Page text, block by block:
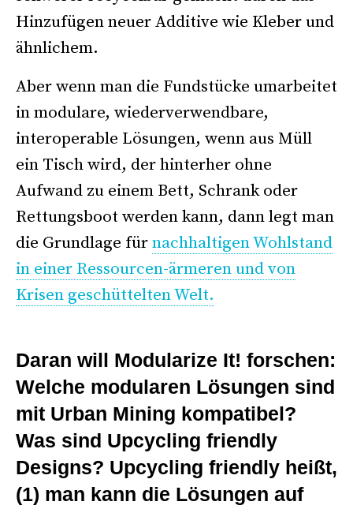
Hinzufügen neuer Additive wie Kleber und
ähnlichem.
Aber wenn man die Fundstücke umarbeitet
in modulare, wiederverwendbare,
interoperable Lösungen, wenn aus Müll
ein Tisch wird, der hinterher ohne
Aufwand zu einem Bett, Schrank oder
Rettungsboot werden kann, dann legt man
die Grundlage fürnachhaltigen Wohlstand
in einer Ressourcen-ärmeren und von
Krisen geschüttelten Welt.
Daran will Modularize It! forschen:
Welche modularen Lösungen sind
mit Urban Mining kompatibel?
Was sind Upcycling friendly
Designs? Upcycling friendly heißt,
(1) man kann die Lösungen auf